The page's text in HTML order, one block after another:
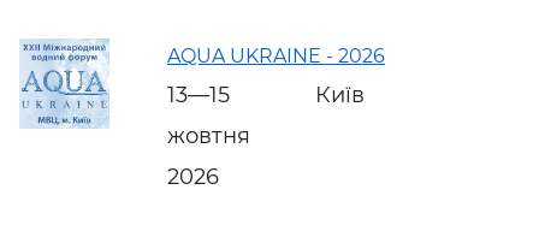
AQUA UKRAINE - 2026
13—15
жовтня
2026
Київ